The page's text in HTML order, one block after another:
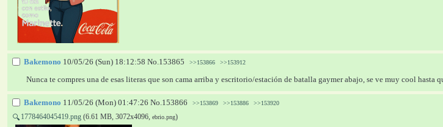
Bakemono 10/05/26 (Sun) 18:12:58 No.153865 >>153866 >>153912
Nunca te compres una de esas literas que son cama arriba y escritorio/estación de batalla gaymer abajo, se ve muy cool
Bakemono 11/05/26 (Mon) 01:47:26 No.153866 >>153869 >>153886 >>153920
🔍 1778464045419.png (6.61 MB, 3072x4096, ebrio.png)